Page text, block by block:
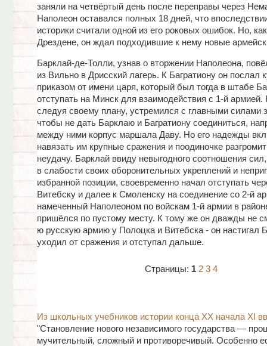
заняли на четвёртый день после переправы через
Наполеон оставался полных 18 дней, что
историки считали одной из его роковых ошибок. Но,
Дрездене, он ждал подходившие к нему новые
Барклай-де-Толли, узнав о вторжении Наполеона,
из Вильно в Дрисский лагерь. К Багратиону он послал
приказом от имени царя, который был тогда в штабе
отступать на Минск для взаимодействия с 1-й армией.
следуя своему плану, устремился с главными силами
чтобы не дать Барклаю и Багратиону соединиться,
между ними корпус маршала Даву. Но его надежды
навязать им крупные сражения и поодиночке
неудачу. Барклай ввиду невыгодного соотношения
в слабости своих оборонительных укреплений и
избранной позиции, своевременно начал отступать
Витебску и далее к Смоленску на соединение со 2-й
намеченный Наполеоном по войскам 1-й армии в
пришёлся по пустому месту. К тому же он дважды не
ю русскую армию у Полоцка и Витебска - он настигал
уходил от сражения и отступал дальше.
Страницы: 1 2 3 4
Из школьных учебников истории конца ХХ начала ХІ
"Становление нового независимого государства —
мучительный, сложный и противоречивый. Особенно